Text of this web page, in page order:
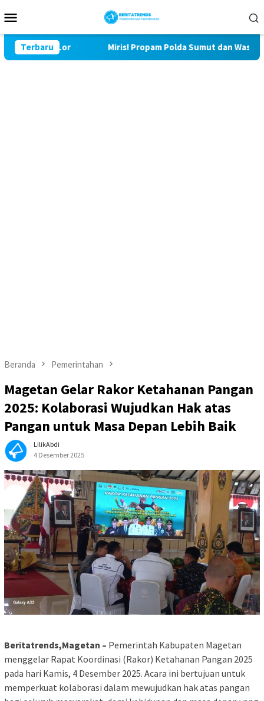
ke
Mobile
Terbaru
Bulu Lor Miris! Propam Polda Sumut dan Wasidik
Beranda Pemerintahan
Magetan Gelar Rakor Ketahanan Pangan
2025: Kolaborasi Wujudkan Hak atas
Pangan untuk Masa Depan Lebih Baik
LilikAbdi
4 Desember 2025
Beritatrends,Magetan – Pemerintah Kabupaten Magetan
menggelar Rapat Koordinasi (Rakor) Ketahanan Pangan 2025
pada hari Kamis, 4 Desember 2025. Acara ini bertujuan untuk
memperkuat kolaborasi dalam mewujudkan hak atas pangan